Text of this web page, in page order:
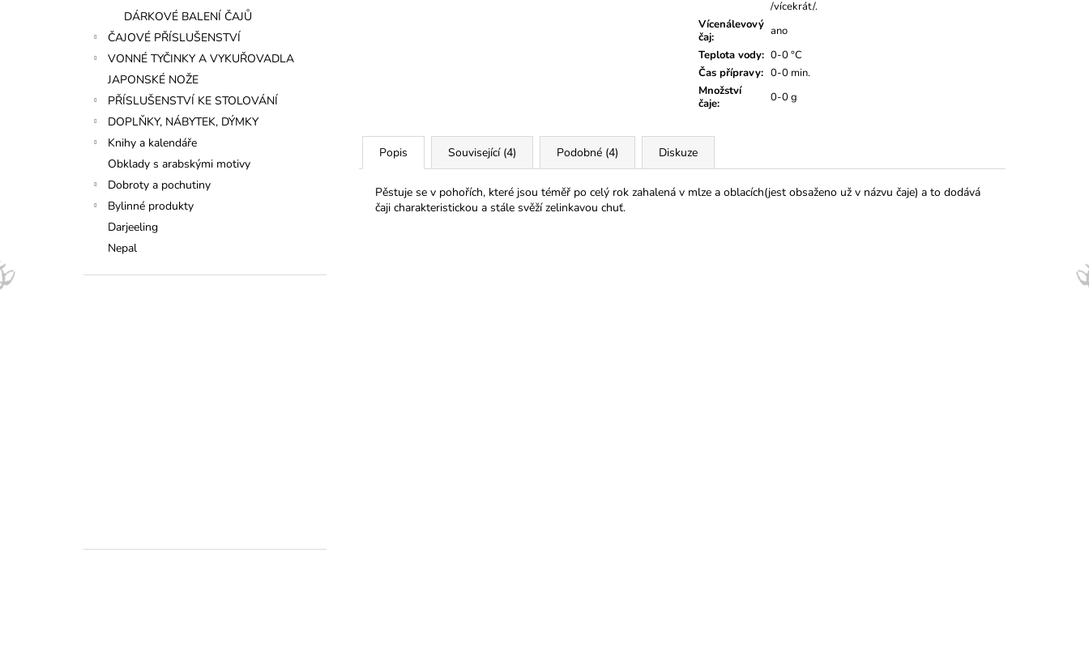
DÁRKOVÉ BALENÍ ČAJŮ
ČAJOVÉ PŘÍSLUŠENSTVÍ
VONNÉ TYČINKY A VYKUŘOVADLA
JAPONSKÉ NOŽE
PŘÍSLUŠENSTVÍ KE STOLOVÁNÍ
DOPLŇKY, NÁBYTEK, DÝMKY
Knihy a kalendáře
Obklady s arabskými motivy
Dobroty a pochutiny
Bylinné produkty
Darjeeling
Nepal
/vícekrát/.
Vícenálevový
čaj:
ano
Teplota vody: 0-0 °C
Čas přípravy: 0-0 min.
Množství
čaje: 0-0 g
Popis Související (4) Podobné (4) Diskuze
Pěstuje se v pohořích, které jsou téměř po celý rok zahalená v mlze a oblacích(jest obsaženo už v názvu čaje) a to dodává
čaji charakteristickou a stále svěží zelinkavou chuť.